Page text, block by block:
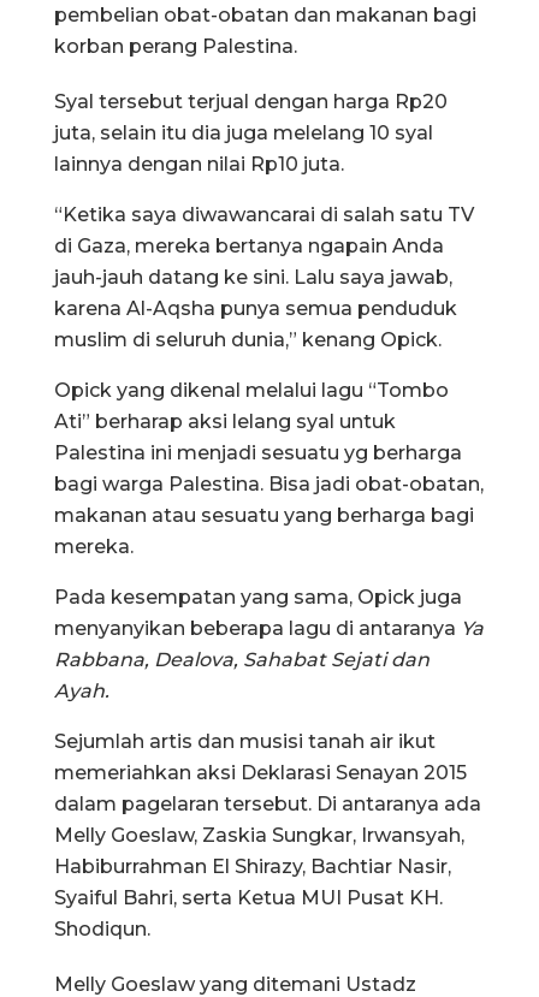
pembelian obat-obatan dan makanan bagi
korban perang Palestina.
Syal tersebut terjual dengan harga Rp20
juta, selain itu dia juga melelang 10 syal
lainnya dengan nilai Rp10 juta.
“Ketika saya diwawancarai di salah satu TV
di Gaza, mereka bertanya ngapain Anda
jauh-jauh datang ke sini. Lalu saya jawab,
karena Al-Aqsha punya semua penduduk
muslim di seluruh dunia,” kenang Opick.
Opick yang dikenal melalui lagu “Tombo
Ati” berharap aksi lelang syal untuk
Palestina ini menjadi sesuatu yg berharga
bagi warga Palestina. Bisa jadi obat-obatan,
makanan atau sesuatu yang berharga bagi
mereka.
Pada kesempatan yang sama, Opick juga
menyanyikan beberapa lagu di antaranya Ya
Rabbana, Dealova, Sahabat Sejati dan
Ayah.
Sejumlah artis dan musisi tanah air ikut
memeriahkan aksi Deklarasi Senayan 2015
dalam pagelaran tersebut. Di antaranya ada
Melly Goeslaw, Zaskia Sungkar, Irwansyah,
Habiburrahman El Shirazy, Bachtiar Nasir,
Syaiful Bahri, serta Ketua MUI Pusat KH.
Shodiqun.
Melly Goeslaw yang ditemani Ustadz